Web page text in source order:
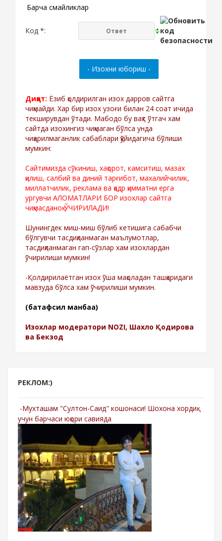
Барча смайликлар
Код *:
Диққат: Ёзиб қолдирилган изох дарров сайтга
чиқмайди. Хар бир изох узоғи билан 24 соат ичида
текширувдан ўтади. Мабодо бу вақт ўтгач хам
сайтда изохингиз чиқмаган бўлса унда
чиқарилмаганлик сабаблари қўйидагича бўлиши
мумкин:
Сайтимизда сўкиниш, хақорот, камситиш, мазах
қилиш, салбий ва диний тарғибот, махалийчилик,
миллатчилик, реклама ва қадр қимматни ерга
ургувчи АЛОМАТЛАРИ БОР изохлар сайтга
чиқмасданоқ ЎЧИРИЛАДИ!
Шунингдек миш-миш бўлиб кетишига сабабчи
бўлгувчи тасдиқланмаган маълумотлар,
тасдиқланмаган гап-сўзлар хам изохлардан
ўчирилиши мумкин!
-Қолдирилаётган изох ўша мақоладан ташқаридаги
мавзуда бўлса хам ўчирилиши мумкин.
(батафсил манбаа)
Изохлар модератори NOZI, Шахло Қодирова
ва Бекзод
РЕКЛОМ:)
-Мухташам "Султон-Саид" кошонаси! Шохона хордиқ
учун барчаси юқори савияда